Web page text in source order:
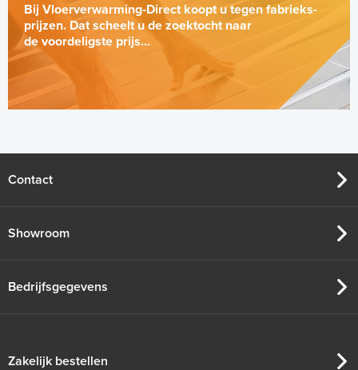
Bij Vloerverwarming-Direct koopt u tegen fabrieks-
prijzen. Dat scheelt u de zoektocht naar
de voordeligste prijs...
Contact
Showroom
Bedrijfsgegevens
Zakelijk bestellen